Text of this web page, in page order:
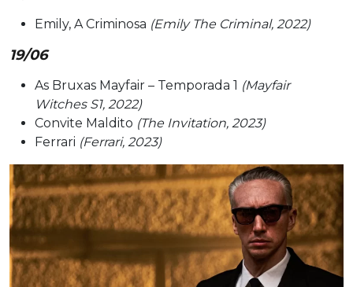
Emily, A Criminosa (Emily The Criminal, 2022)
19/06
As Bruxas Mayfair – Temporada 1 (Mayfair
Witches S1, 2022)
Convite Maldito (The Invitation, 2023)
Ferrari (Ferrari, 2023)